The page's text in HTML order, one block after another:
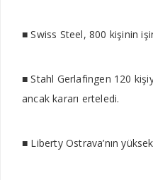
■ Swiss Steel, 800 kişinin
■ Stahl Gerlafingen 120
ancak kararı erteledi.
■ Liberty Ostrava’nın